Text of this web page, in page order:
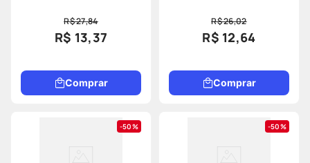
R$ 27,84
R$ 13,37
Comprar
R$ 26,02
R$ 12,64
Comprar
50% 50%